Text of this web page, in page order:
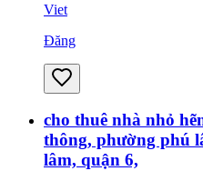
Viet
Đăng
cho thuê nhà nhỏ
thông, phường phú
lâm, quận 6,